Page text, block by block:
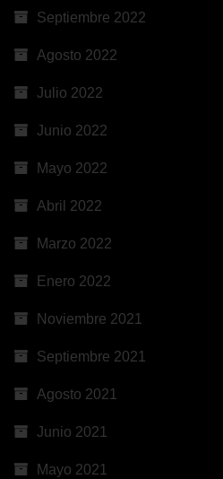
Septiembre 2022
Agosto 2022
Julio 2022
Junio 2022
Mayo 2022
Abril 2022
Marzo 2022
Enero 2022
Noviembre 2021
Septiembre 2021
Agosto 2021
Junio 2021
Mayo 2021